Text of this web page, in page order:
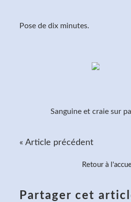
Pose de dix minutes.
Sanguine et craie sur
« Article précédent
Retour à
Partager cet